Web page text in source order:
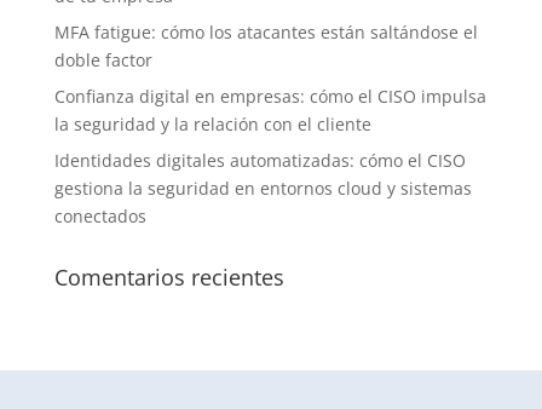
MFA fatigue: cómo los atacantes están saltándose el
doble factor
Confianza digital en empresas: cómo el CISO impulsa
la seguridad y la relación con el cliente
Identidades digitales automatizadas: cómo el CISO
gestiona la seguridad en entornos cloud y sistemas
conectados
Comentarios recientes